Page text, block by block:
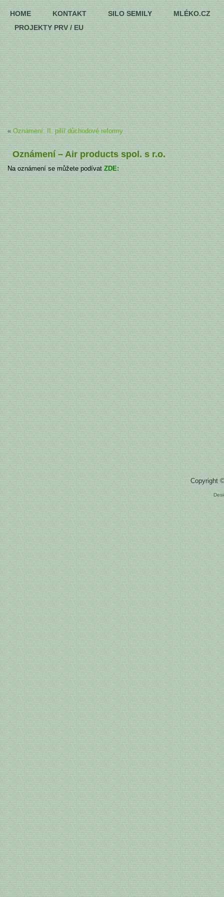
HOME KONTAKT SILO SEMILY
MLÉKO.CZ
PROJEKTY PRV / EU
«Oznámení: II. pilíř důchodové reformy
Oznámení – Air products spol. s r.o.
Na oznámení se můžete podívat ZDE:
Copyright